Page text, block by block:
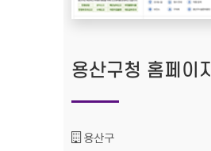
용산구청 홈페이지
기관명 :
용산구